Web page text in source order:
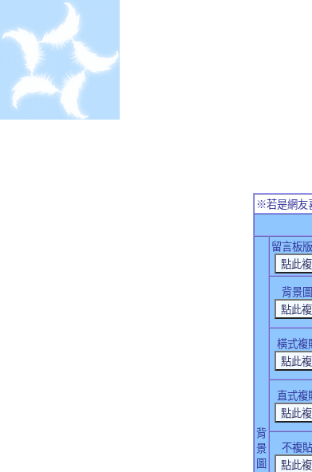
※若是網友
背
景
圖
留言板
背景
橫式複
直式複
不複